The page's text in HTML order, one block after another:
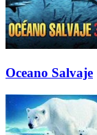
Oceano Salvaje